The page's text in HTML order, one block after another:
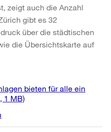
zeigt auch die Anzahl
gibt es 32
über die städtischen
die Übersichtskarte auf
bieten für alle ein
1 MB)